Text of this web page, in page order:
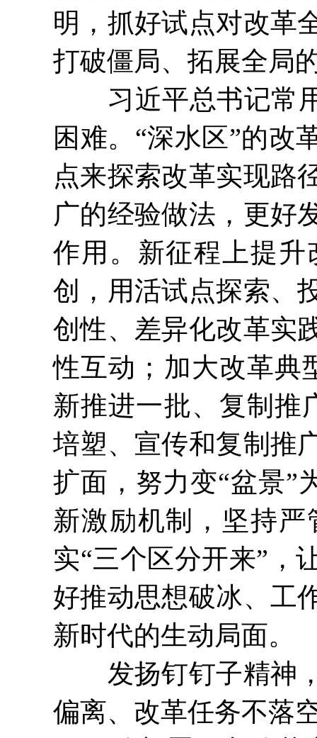
明，抓好试点对改革
打破僵局、拓展全局
习近平总书记常用
困难。“深水区”的改
点来探索改革实现路
广的经验做法，更好
作用。新征程上提
创，用活试点探索、
创性、差异化改革实
性互动；加大改革典
新推进一批、复制推
培塑、宣传和复制推
扩面，努力变“盆景”
新激励机制，坚持
实“三个区分开来”，
好推动思想破冰、工
新时代的生动局面。
发扬钉钉子精神，
偏离、改革任务不落